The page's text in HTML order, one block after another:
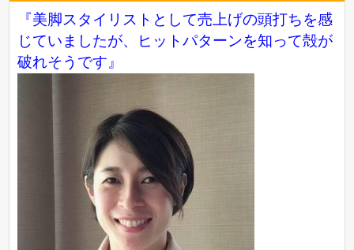
『美脚スタイリストとして売上げの頭打ちを感
じていましたが、ヒットパターンを知って殻が
破れそうです』